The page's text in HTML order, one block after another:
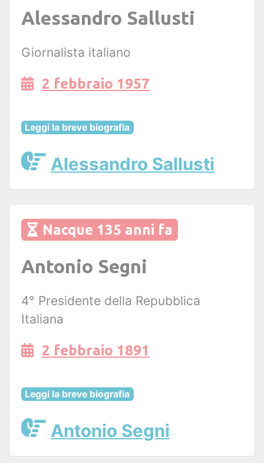
Alessandro Sallusti
Giornalista italiano
2 febbraio 1957
Leggi la breve biografia
Alessandro Sallusti
Nacque 135 anni fa
Antonio Segni
4° Presidente della Repubblica
Italiana
2 febbraio 1891
Leggi la breve biografia
Antonio Segni